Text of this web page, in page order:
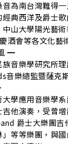
為南台灣難得
典西洋及爵士
山大學陽光藝
酒會等各文化藝
━
音樂學研究所
音樂總監暨薩克
學應用音樂學
他演奏，受曾
爵士大樂團吉
等等樂團，與